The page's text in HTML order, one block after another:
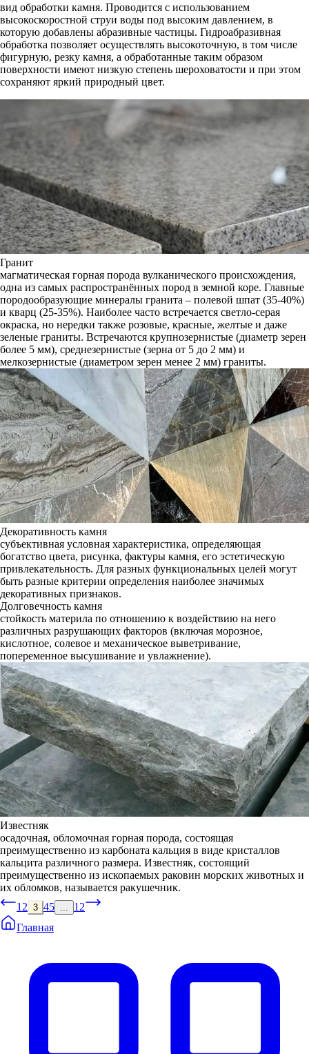
вид обработки камня. Проводится с использованием
высокоскоростной струи воды под высоким давлением, в
которую добавлены абразивные частицы. Гидроабразивная
обработка позволяет осуществлять высокоточную, в том числе
фигурную, резку камня, а обработанные таким образом
поверхности имеют низкую степень шероховатости и при этом
сохраняют яркий природный цвет.
Гранит
магматическая горная порода вулканического происхождения,
одна из самых распространённых пород в земной коре. Главные
породообразующие минералы гранита – полевой шпат (35-40%)
и кварц (25-35%). Наиболее часто встречается светло-серая
окраска, но нередки также розовые, красные, желтые и даже
зеленые граниты. Встречаются крупнозернистые (диаметр зерен
более 5 мм), среднезернистые (зерна от 5 до 2 мм) и
мелкозернистые (диаметром зерен менее 2 мм) граниты.
Декоративность камня
субъективная условная характеристика, определяющая
богатство цвета, рисунка, фактуры камня, его эстетическую
привлекательность. Для разных функциональных целей могут
быть разные критерии определения наиболее значимых
декоративных признаков.
Долговечность камня
стойкость материла по отношению к воздействию на него
различных разрушающих факторов (включая морозное,
кислотное, солевое и механическое выветривание,
попеременное высушивание и увлажнение).
Известняк
осадочная, обломочная горная порода, состоящая
преимущественно из карбоната кальция в виде кристаллов
кальцита различного размера. Известняк, состоящий
преимущественно из ископаемых раковин морских животных и
их обломков, называется ракушечник.
1 2 3 45
12
Главная